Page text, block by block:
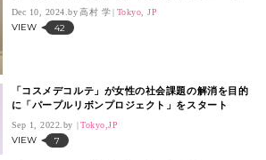
を120億円超で買収
Dec 10, 2024. 高村 学 Tokyo, JP
VIEW 42
「コスメデコルテ」が女性の社会課題の解消を目的
に「パープルリボンプロジェクト」をスタート
Sep 1, 2022. Tokyo,JP
VIEW 7